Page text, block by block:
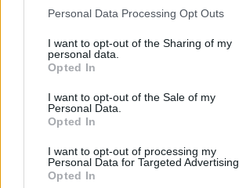
Personal Data Processing Opt Outs
I want to opt-out of the Sharing of my
personal data.
Opted In
I want to opt-out of the Sale of my
Personal Data.
Opted In
I want to opt-out of processing my
Personal Data for Targeted Advertising.
Opted In
Nyomtatott lapjaink archívuma
Médiaajánlat
Sütibeállítások
Médiatér